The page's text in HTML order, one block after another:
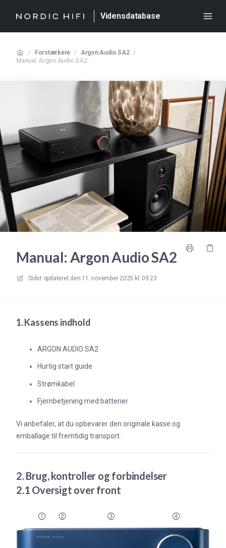
Vidensdatabase
/ Forstærkere / Argon Audio SA2 /
Manual: Argon Audio SA2
Manual: Argon Audio SA2
Sidst opdateret den 11. november 2025 kl. 09.23
1. Kassens indhold
ARGON AUDIO SA2
Hurtig start guide
Strømkabel
Fjernbetjening med batterier
Vi anbefaler, at du opbevarer den originale kasse og
emballage til fremtidig transport.
2. Brug, kontroller og forbindelser
2.1 Oversigt over front